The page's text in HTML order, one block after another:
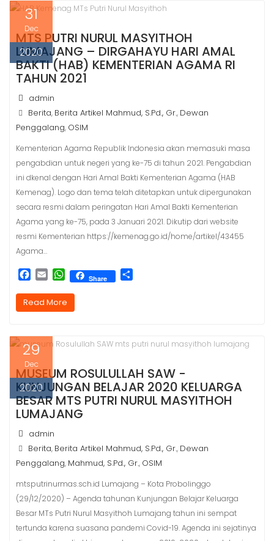
o
k
p
31
Dec
2020
MTS PUTRI NURUL MASYITHOH
LUMAJANG – DIRGAHAYU HARI AMAL
BAKTI (HAB) KEMENTERIAN AGAMA RI
TAHUN 2021
admin
Berita, Berita Artikel Mahmud, S.Pd., Gr., Dewan
Penggalang, OSIM
Kementerian Agama Republik Indonesia akan memasuki masa
pengabdian untuk negeri yang ke-75 di tahun 2021. Pengabdian
ini dkenal dengan Hari Amal Bakti Kementerian Agama (HAB
Kemenag). Logo dan tema telah ditetapkan untuk dipergunakan
secara resmi dalam peringatan Hari Amal Bakti Kementerian
Agama yang ke-75, pada 3 Januari 2021. Dikutip dari website
resmi Kementerian https://kemenag.go.id/home/artikel/43455
Agama…
c
e
o
o
k
a
i
W
h
a
t
p
Share
Read More
29
Dec
2020
MUSEUM ROSULULLAH SAW -
KUNJUNGAN BELAJAR 2020 KELUARGA
BESAR MTS PUTRI NURUL MASYITHOH
LUMAJANG
admin
Berita, Berita Artikel Mahmud, S.Pd., Gr., Dewan
Penggalang, Mahmud, S.Pd., Gr., OSIM
mtsputrinurmas.sch.id Lumajang – Kota Probolinggo
(29/12/2020) – Agenda tahunan Kunjungan Belajar Keluarga
Besar MTs Putri Nurul Masyithoh Lumajang tahun ini sempat
tertunda karena suasana pandemi Covid-19. Agenda ini sejatinya